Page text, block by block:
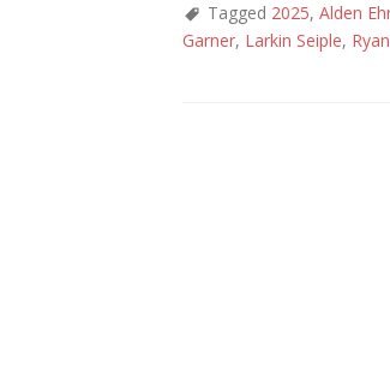
Tagged 2025, Alden
Garner, Larkin Seiple,